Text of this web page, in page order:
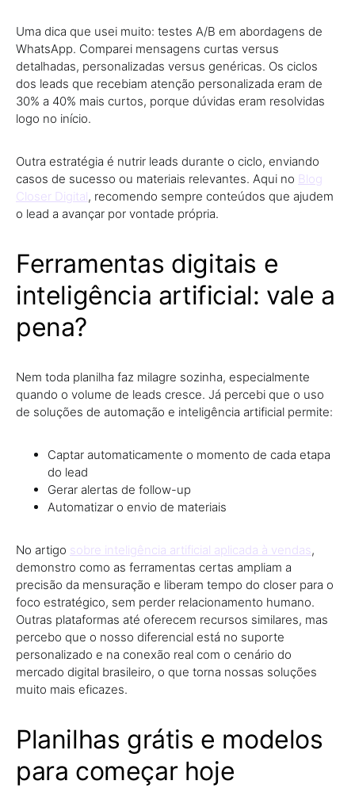
Uma dica que usei muito: testes A/B em abordagens de
WhatsApp. Comparei mensagens curtas versus
detalhadas, personalizadas versus genéricas. Os ciclos
dos leads que recebiam atenção personalizada eram de
30% a 40% mais curtos, porque dúvidas eram resolvidas
logo no início.
Outra estratégia é nutrir leads durante o ciclo, enviando
casos de sucesso ou materiais relevantes. Aqui no Blog
Closer Digital, recomendo sempre conteúdos que ajudem
o lead a avançar por vontade própria.
Ferramentas digitais e
inteligência artificial: vale a
pena?
Nem toda planilha faz milagre sozinha, especialmente
quando o volume de leads cresce. Já percebi que o uso
de soluções de automação e inteligência artificial permite:
Captar automaticamente o momento de cada etapa
do lead
Gerar alertas de follow-up
Automatizar o envio de materiais
No artigo sobre inteligência artificial aplicada à vendas,
demonstro como as ferramentas certas ampliam a
precisão da mensuração e liberam tempo do closer para o
foco estratégico, sem perder relacionamento humano.
Outras plataformas até oferecem recursos similares, mas
percebo que o nosso diferencial está no suporte
personalizado e na conexão real com o cenário do
mercado digital brasileiro, o que torna nossas soluções
muito mais eficazes.
Planilhas grátis e modelos
para começar hoje